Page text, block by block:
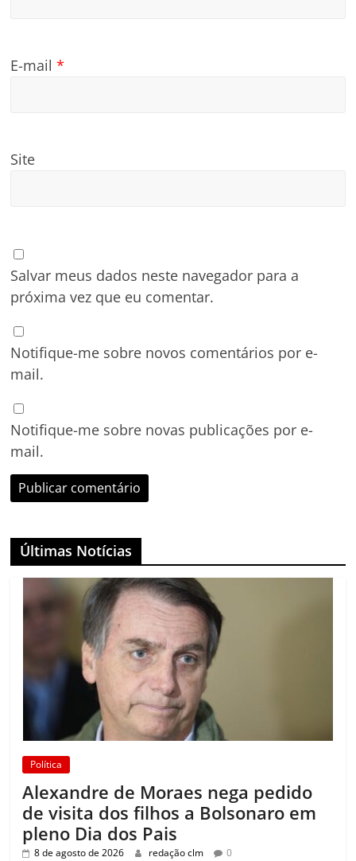
E-mail*
Site
Salvar meus dados neste navegador para a
próxima vez que eu comentar.
Notifique-me sobre novos comentários por e-
mail.
Notifique-me sobre novas publicações por e-
mail.
Últimas Notícias
Política
Alexandre de Moraes nega pedido
de visita dos filhos a Bolsonaro em
pleno Dia dos Pais
8 de agosto de 2026 redação clm 0